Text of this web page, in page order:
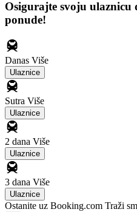
Osigurajte svoju ulaznicu
ponude!
Danas Više
Ulaznice
Sutra Više
Ulaznice
2 dana Više
Ulaznice
3 dana Više
Ulaznice
Ostanite uz Booking.com Traži